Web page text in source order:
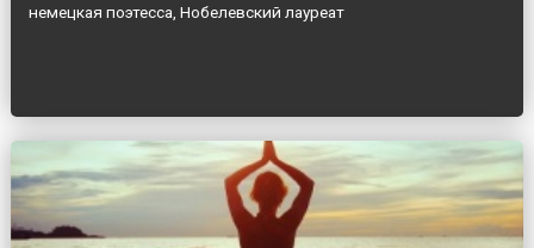
немецкая поэтесса, Нобелевский лауреат